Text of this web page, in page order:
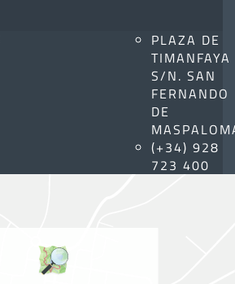
PLAZA DE
TIMANFAYA
S/N. SAN
FERNANDO
DE
(+34) 928
723 400